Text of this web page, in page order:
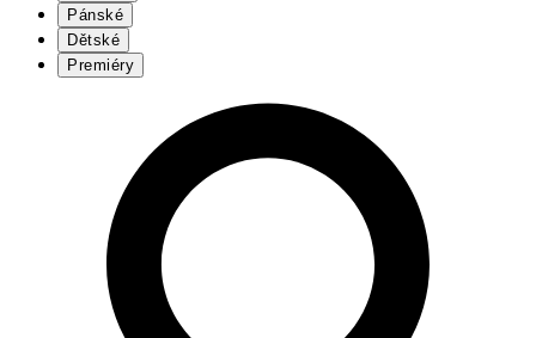
Pánské
Dětské
Premiéry